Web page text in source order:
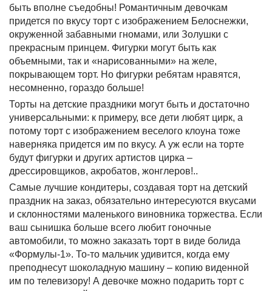
быть вполне съедобны! Романтичным девочкам
придется по вкусу торт с изображением Белоснежки,
окруженной забавными гномами, или Золушки с
прекрасным принцем. Фигурки могут быть как
объемными, так и «нарисованными» на желе,
покрывающем торт. Но фигурки ребятам нравятся,
несомненно, гораздо больше!
Торты на детские праздники могут быть и достаточно
универсальными: к примеру, все дети любят цирк, а
потому торт с изображением веселого клоуна тоже
наверняка придется им по вкусу. А уж если на торте
будут фигурки и других артистов цирка –
дрессировщиков, акробатов, жонглеров!..
Самые лучшие кондитеры, создавая торт на детский
праздник на заказ, обязательно интересуются вкусами
и склонностями маленького виновника торжества. Если
ваш сынишка больше всего любит гоночные
автомобили, то можно заказать торт в виде болида
«Формулы-1». То-то мальчик удивится, когда ему
преподнесут шоколадную машину – копию виденной
им по телевизору! А девочке можно подарить торт с